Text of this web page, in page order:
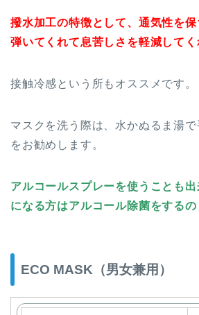
撥水加工の特徴として、通気性を
弾いてくれて息苦しさを軽減してく
接触冷感という所もオススメです。
マスクを洗う際は、水かぬるま湯
をお勧めします。
アルコールスプレーを使うことも
になる方はアルコール除菌をするの
ECO MASK（男女兼用）